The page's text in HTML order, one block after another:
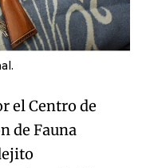
el Centro de
de Fauna